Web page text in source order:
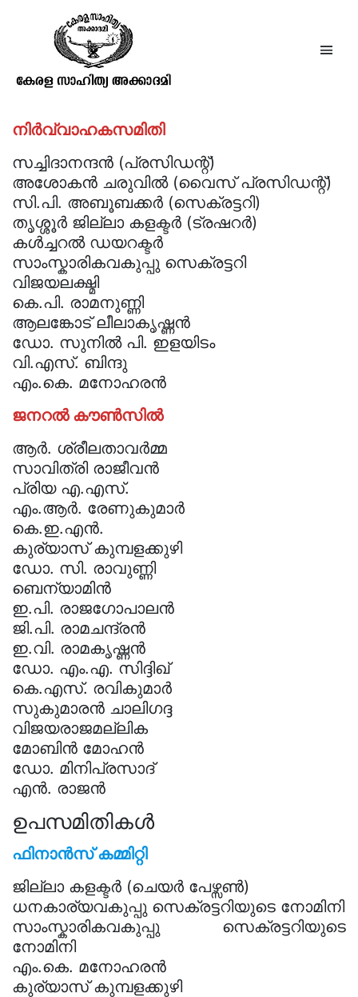
ഭരണസമിതി
നിർവ്വാഹകസമിതി
സച്ചിദാനന്ദൻ (പ്രസിഡന്റ്)
അശോകൻ ചരുവിൽ (വൈസ് പ്രസിഡന്റ്)
സി.പി. അബൂബക്കർ (സെക്രട്ടറി)
തൃശ്ശൂർ ജില്ലാ കളക്ടർ (ട്രഷറർ)
കൾച്ചറൽ ഡയറക്ടർ
സാംസ്കാരികവകുപ്പു സെക്രട്ടറി
വിജയലക്ഷ്മി
കെ.പി. രാമനുണ്ണി
ആലങ്കോട് ലീലാകൃഷ്ണൻ
ഡോ. സുനിൽ പി. ഇളയിടം
വി.എസ്. ബിന്ദു
എം.കെ. മനോഹരൻ
ജനറൽ കൗൺസിൽ
ആർ. ശ്രീലതാവർമ്മ
സാവിത്രി രാജീവൻ
പ്രിയ എ.എസ്.
എം.ആര്‍. രേണുകുമാര്‍
കെ.ഇ.എൻ.
കുര്യാസ് കുമ്പളക്കുഴി
ഡോ. സി. രാവുണ്ണി
ബെന്യാമിൻ
ഇ.പി. രാജഗോപാലൻ
ജി.പി. രാമചന്ദ്രൻ
ഇ.വി. രാമകൃഷ്ണൻ
ഡോ. എം.എ. സിദ്ദിഖ്
കെ.എസ്. രവികുമാർ
സുകുമാരൻ ചാലിഗദ്ദ
വിജയരാജമല്ലിക
മോബിൻ മോഹൻ
ഡോ. മിനിപ്രസാദ്
എൻ. രാജൻ
ഉപസമിതികൾ
ഫിനാൻസ് കമ്മിറ്റി
ജില്ലാ കളക്ടർ (ചെയർ പേഴ്സൺ)
ധനകാര്യവകുപ്പു സെക്രട്ടറിയുടെ നോമിനി
സാംസ്കാരികവകുപ്പു സെക്രട്ടറിയുടെ
നോമിനി
എം.കെ. മനോഹരൻ
കുര്യാസ് കുമ്പളക്കുഴി